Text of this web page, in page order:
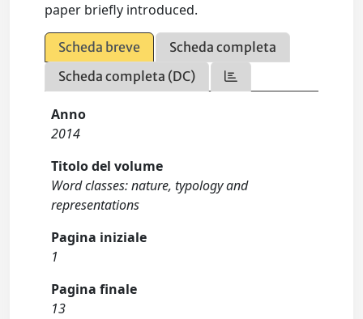
paper briefly introduced.
Scheda breve
Scheda completa
Scheda completa (DC)
Anno
2014
Titolo del volume
Word classes: nature, typology and
representations
Pagina iniziale
1
Pagina finale
13